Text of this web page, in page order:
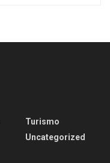
Turismo
Uncategorized